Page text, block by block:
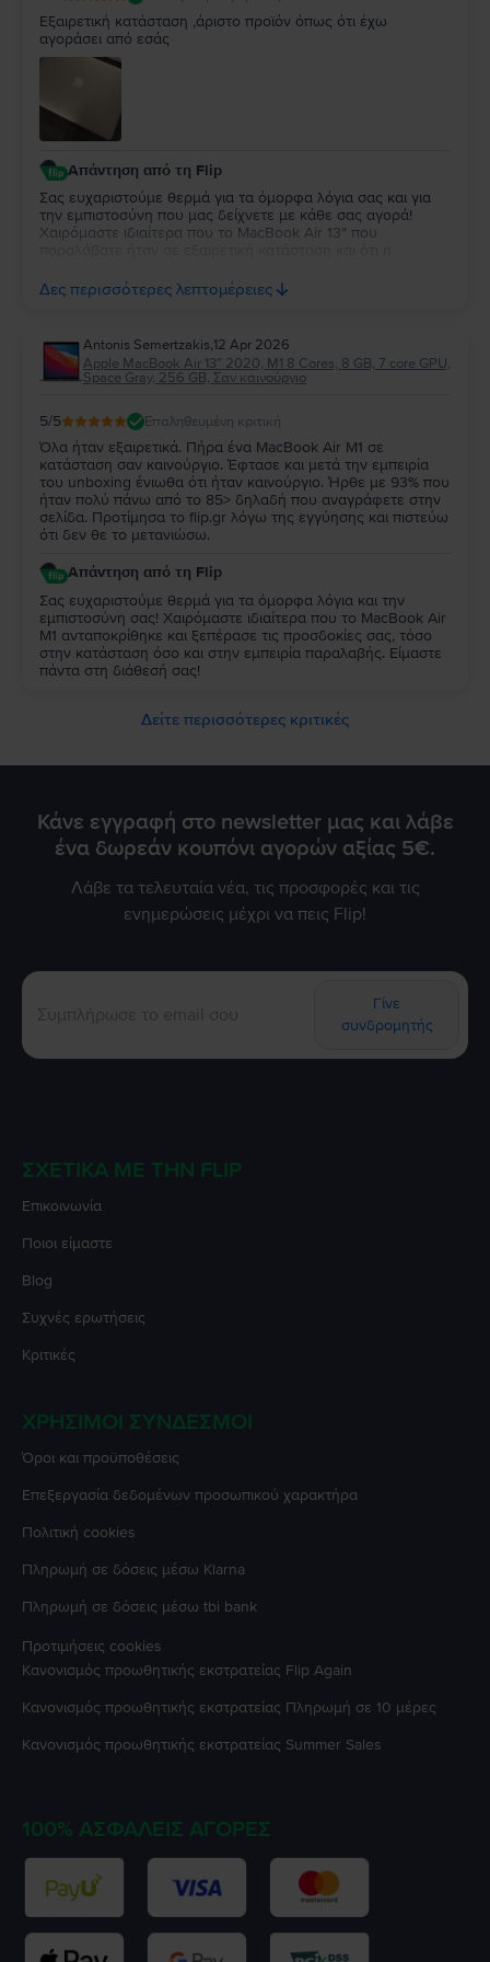
Εξαιρετική κατάσταση ,άριστο προϊόν όπως ότι έχω
αγοράσει από εσάς
Απάντηση από τη Flip
Σας ευχαριστούμε θερμά για τα όμορφα λόγια σας και για
την εμπιστοσύνη που μας δείχνετε με κάθε σας αγορά!
Χαιρόμαστε ιδιαίτερα που το MacBook Air 13″ που
σας. Η διαχρονική σας προτίμηση είναι η μεγαλύτερη
επιβράβευση για την ομάδα μας. Θα χαρούμε να σας
Δες περισσότερες λεπτομέρειες
Antonis Semertzakis,12 Apr 2026
Apple MacBook Air 13″ 2020, M1 8 Cores, 8 GB, 7 core GPU,
Space Gray, 256 GB, Σαν καινούργιο
5/5 Επαληθευμένη κριτική
Όλα ήταν εξαιρετικά. Πήρα ένα MacBook Air M1 σε
κατάσταση σαν καινούργιο. Έφτασε και μετά την εμπειρία
του unboxing ένιωθα ότι ήταν καινούργιο. Ήρθε με 93% που
ήταν πολύ πάνω από το 85> δηλαδή που αναγράφετε στην
σελίδα. Προτίμησα το flip.gr λόγω της εγγύησης και πιστεύω
ότι δεν θε το μετανιώσω.
Απάντηση από τη Flip
Σας ευχαριστούμε θερμά για τα όμορφα λόγια και την
εμπιστοσύνη σας! Χαιρόμαστε ιδιαίτερα που το MacBook Air
M1 ανταποκρίθηκε και ξεπέρασε τις προσδοκίες σας, τόσο
στην κατάσταση όσο και στην εμπειρία παραλαβής. Είμαστε
πάντα στη διάθεσή σας!
Δείτε περισσότερες κριτικές
Κάνε εγγραφή στο newsletter μας και λάβε
ένα δωρεάν κουπόνι αγορών αξίας 5€.
Λάβε τα τελευταία νέα, τις προσφορές και τις
ενημερώσεις μέχρι να πεις Flip!
Γίνε
συνδρομητής
ΣΧΕΤΙΚΆ ΜΕ ΤΗΝ FLIP
Επικοινωνία
Ποιοι είμαστε
Blog
Συχνές ερωτήσεις
Κριτικές
ΧΡΉΣΙΜΟΙ ΣΎΝΔΕΣΜΟΙ
Όροι και προϋποθέσεις
Επεξεργασία δεδομένων προσωπικού χαρακτήρα
Πολιτική cookies
Πληρωμή σε δόσεις μέσω Klarna
Πληρωμή σε δόσεις μέσω tbi bank
Προτιμήσεις cookies
Κανονισμός προωθητικής εκστρατείας Flip Again
Κανονισμός προωθητικής εκστρατείας Πληρωμή σε 10 μέρες
Κανονισμός προωθητικής εκστρατείας Summer Sales
100% ΑΣΦΑΛΕΊΣ ΑΓΟΡΈΣ